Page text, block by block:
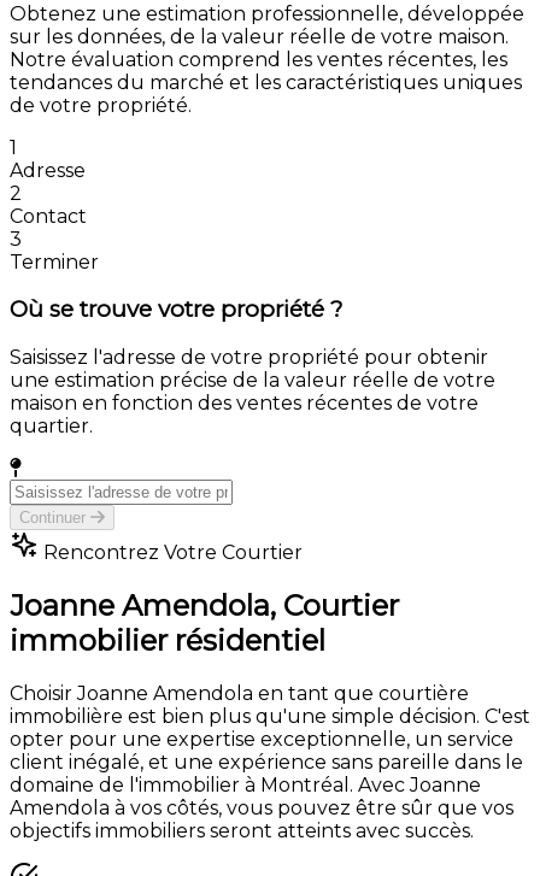
Obtenez une estimation professionnelle, développée
sur les données, de la valeur réelle de votre maison.
Notre évaluation comprend les ventes récentes, les
tendances du marché et les caractéristiques uniques
de votre propriété.
1
Adresse
2
Contact
3
Terminer
Où se trouve votre propriété ?
Saisissez l'adresse de votre propriété pour obtenir
une estimation précise de la valeur réelle de votre
maison en fonction des ventes récentes de votre
quartier.
Continuer
Rencontrez Votre Courtier
Joanne Amendola, Courtier
immobilier résidentiel
Choisir Joanne Amendola en tant que courtière
immobilière est bien plus qu'une simple décision. C'est
opter pour une expertise exceptionnelle, un service
client inégalé, et une expérience sans pareille dans le
domaine de l'immobilier à Montréal. Avec Joanne
Amendola à vos côtés, vous pouvez être sûr que vos
objectifs immobiliers seront atteints avec succès.